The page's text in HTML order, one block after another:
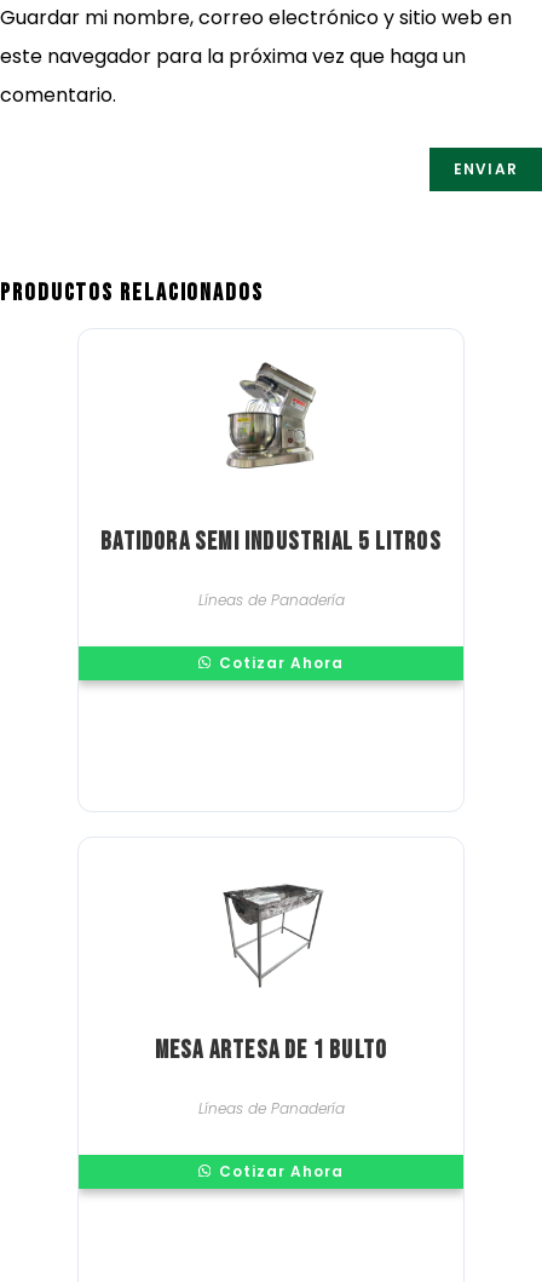
Guardar mi nombre, correo electrónico y sitio web en
este navegador para la próxima vez que haga un
comentario.
Productos relacionados
Batidora semi industrial 5 Litros
Líneas de Panadería
Cotizar Ahora
Mesa Artesa de 1 Bulto
Líneas de Panadería
Cotizar Ahora